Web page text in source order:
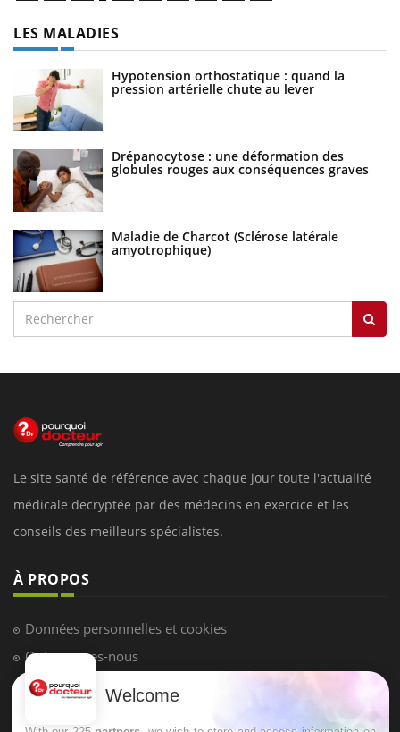
LES MALADIES
Hypotension orthostatique : quand la
pression artérielle chute au lever
Drépanocytose : une déformation des
globules rouges aux conséquences graves
Maladie de Charcot (Sclérose latérale
amyotrophique)
Le site santé de référence avec chaque jour toute l'actualité
médicale decryptée par des médecins en exercice et les
conseils des meilleurs spécialistes.
À PROPOS
Données personnelles et cookies
Qui sommes-nous
Conditions d'utilisation
Welcome